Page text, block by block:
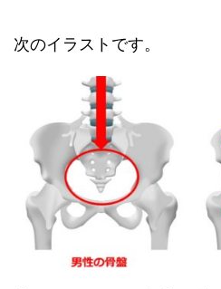
次のイラストです。